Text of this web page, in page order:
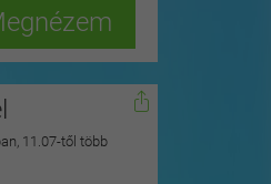
11.07-től több